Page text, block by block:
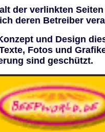
der verlinkten Seiten
deren Betreiber
und Design
Fotos und
sind geschützt.